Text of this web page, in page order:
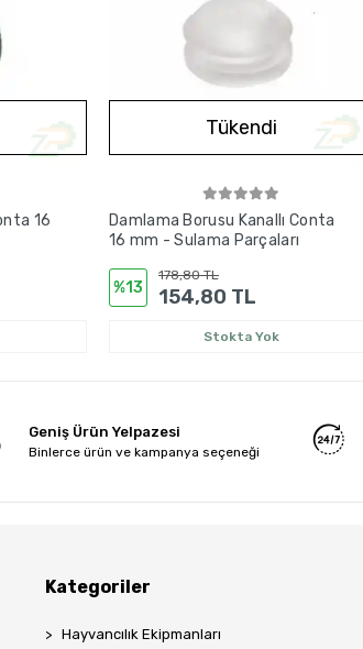
16
Tükendi
Damlama Borusu Kanallı Conta
16 mm - Sulama Parçaları
%13
178,80 TL
154,80 TL
Stokta Yok
Geniş Ürün Yelpazesi
Binlerce ürün ve kampanya seçeneği
Kategoriler
Hayvancılık Ekipmanları